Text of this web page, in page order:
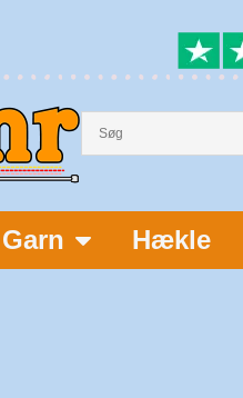
Garn Hækle